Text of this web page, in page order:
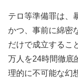
テロ等準備罪は、
かつ、事前に綿密
だけで成立するこ
万人を24時間徹底
理的に不可能な幻